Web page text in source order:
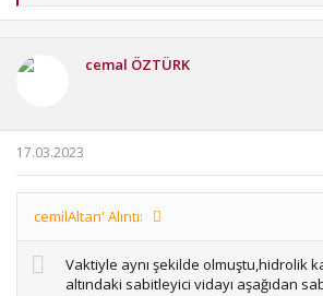
p
cemal ÖZTÜRK
17.03.2023
cemilAltan' Alıntı:
Vaktiyle aynı şekilde olmuştu,hidrolik
altındaki sabitleyici vidayı aşağıdan